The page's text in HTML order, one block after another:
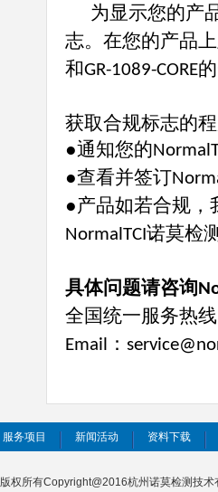
为显示您的产
志。在您的产品
和GR-1089-CORE
获取合规标志的
●通知您的
●查看并签订
●产品如若合规，
NormalTCI诺莫检
具体问题请咨询
全国统一服务热线
Email ：
服务项目 新闻活动 资料下载
版权所有Copyright@2016杭州诺莫检测技